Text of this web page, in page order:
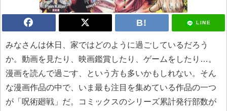
LINE
みなさんは休日、家ではどのように過ごしているだろう
か。動画を見たり、映画鑑賞したり、ゲームをしたり…。
漫画を読んで過ごす、という方も多いかもしれない。そん
な漫画作品の中で、いま最も注目を集めている作品の一つ
が「呪術廻戦」だ。コミックスのシリーズ累計発行部数が